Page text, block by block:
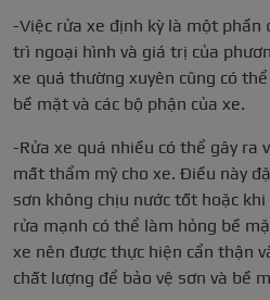
-Việc rửa xe định kỳ là một phần
trì ngoại hình và giá trị của
xe quá thường xuyên cũng có
bề mặt và các bộ phận của xe.
-Rửa xe quá nhiều có thể gây ra
mất thẩm mỹ cho xe. Điều này
sơn không chịu nước tốt hoặc
rửa mạnh có thể làm hỏng bề
xe nên được thực hiện cẩn thận
chất lượng để bảo vệ sơn và bề